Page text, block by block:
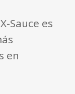
Sauce es
en